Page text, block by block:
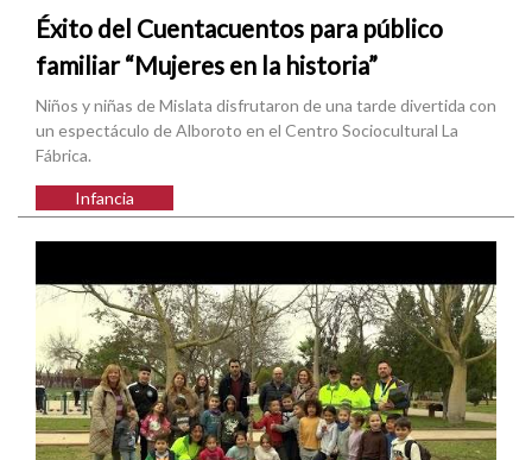
Éxito del Cuentacuentos para público
familiar “Mujeres en la historia”
Niños y niñas de Mislata disfrutaron de una tarde divertida con
un espectáculo de Alboroto en el Centro Sociocultural La
Fábrica.
Infancia